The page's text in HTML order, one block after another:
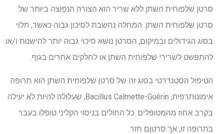
סרטן שלפוחית השתן ללא שריר הוא הצורה הנפוצה ביותר של
סרטן שלפוחית השתן. המחלה נחשבת לסיכון גבוה כאשר, תלוי
בסוג הגידולים ובמיקום, הסרטן נושא סיכוי גבוה יותר להישנות ו/או
להתפשט לשרירי שלפוחית השתן או לחלקים אחרים בגוף.
הטיפול הסטנדרטי בסוג זה של סרטן שלפוחית השתן הוא תרופה
אימונותרפית, Bacillus Calmette-Guérin, שעלולה להיות לא יעילה
בקרב אחוז מהמטופלים. כל החולים בניסוי הקליני טופלו בעבר
בתרופה זו, אך סרטןם חזר.